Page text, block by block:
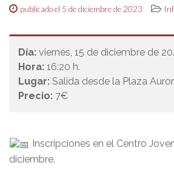
publicado el 5 de diciembre de 2023
Día: viernes, 15 de diciembre de
Hora: 16:20 h.
Lugar: Salida desde la Plaza
Precio: 7€
Inscripciones en el Centro
diciembre.